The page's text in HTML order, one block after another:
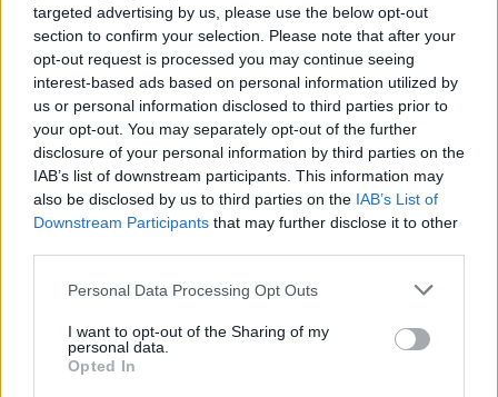
targeted advertising by us, please use the below opt-out
section to confirm your selection. Please note that after your
opt-out request is processed you may continue seeing
interest-based ads based on personal information utilized by
us or personal information disclosed to third parties prior to
your opt-out. You may separately opt-out of the further
disclosure of your personal information by third parties on the
IAB’s list of downstream participants. This information may
also be disclosed by us to third parties on the IAB’s List of
Downstream Participants that may further disclose it to other
Please note that this website/app uses one or more Google
not limited to your visit or usage behaviour. You may click to
grant or deny consent to Google and its third-party tags to
use your data for below specified purposes in below Google
Personal Data Processing Opt Outs
I want to opt-out of the Sharing of my
personal data.
Opted In
Egyre több embernél jelentkezik ez a hiányállapot – az
első jelek szinte észrevehetetlenek